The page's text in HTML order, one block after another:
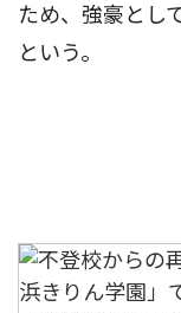
ため、強豪とし
という。